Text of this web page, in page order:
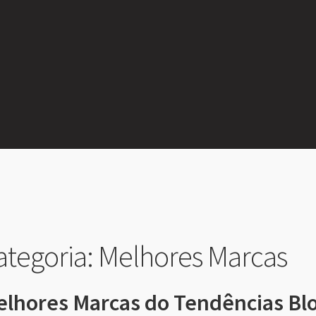
Melhores Marcas
Marcas do Tendências